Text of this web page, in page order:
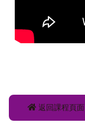
返回課程頁面